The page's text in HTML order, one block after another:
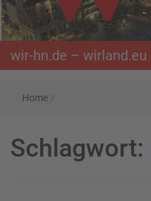
wir-hn.de – wirland.eu
Home /
Schlagwort: